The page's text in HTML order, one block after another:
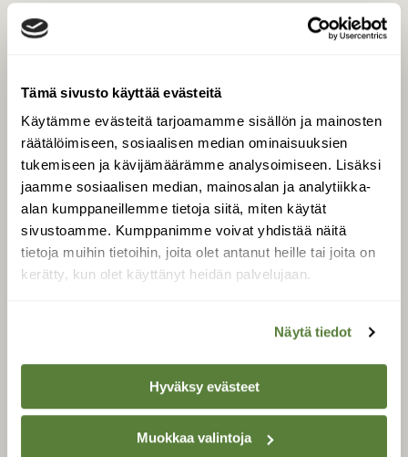
Tämä sivusto käyttää evästeitä
Käytämme evästeitä tarjoamamme sisällön ja mainosten
räätälöimiseen, sosiaalisen median ominaisuuksien
tukemiseen ja kävijämäärämme analysoimiseen. Lisäksi
jaamme sosiaalisen median, mainosalan ja analytiikka-
alan kumppaneillemme tietoja siitä, miten käytät
sivustoamme. Kumppanimme voivat yhdistää näitä
tietoja muihin tietoihin, joita olet antanut heille tai joita on
kerätty, kun olet käyttänyt heidän palvelujaan.
Näytä tiedot
Hyväksy evästeet
Muokkaa valintoja
Tilaa digilukuoikeus
Äänestä parasta juttua
Tilaa uutiskirje
SUOMEN LUONNON­
SUOJELU­LIITTO
Suomen Luonto -lehden
luonnonsuojelu­liitto.